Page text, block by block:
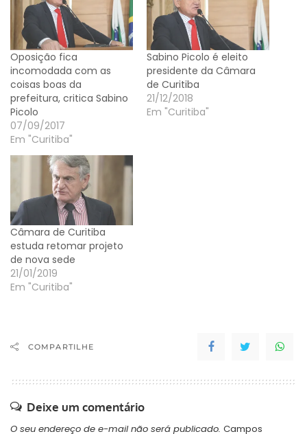
Oposição fica
incomodada com as
coisas boas da
prefeitura, critica Sabino
Picolo
07/09/2017
Em "Curitiba"
Sabino Picolo é eleito
presidente da Câmara
de Curitiba
21/12/2018
Em "Curitiba"
Câmara de Curitiba
estuda retomar projeto
de nova sede
21/01/2019
Em "Curitiba"
COMPARTILHE
Deixe um comentário
O seu endereço de e-mail não será publicado. Campos